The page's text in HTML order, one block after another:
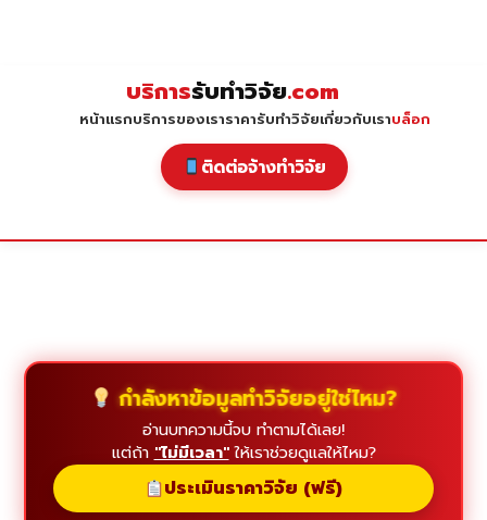
บริการรับทำวิจัย.com
หน้าแรกบริการของเราราคารับทำวิจัยเกี่ยวกับเราบล็อก
ติดต่อจ้างทำวิจัย
กำลังหาข้อมูลทำวิจัยอยู่ใช่ไหม?
อ่านบทความนี้จบ ทำตามได้เลย!
แต่ถ้า "ไม่มีเวลา"ให้เราช่วยดูแลให้ไหม?
ประเมินราคาวิจัย (ฟรี)